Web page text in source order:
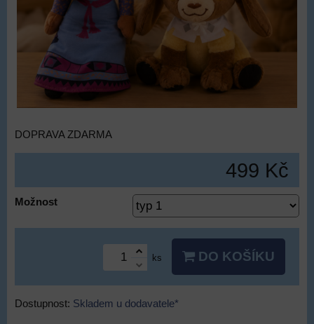
DOPRAVA ZDARMA
499 Kč
Možnost
ks DO KOŠÍKU
Dostupnost: Skladem u dodavatele*